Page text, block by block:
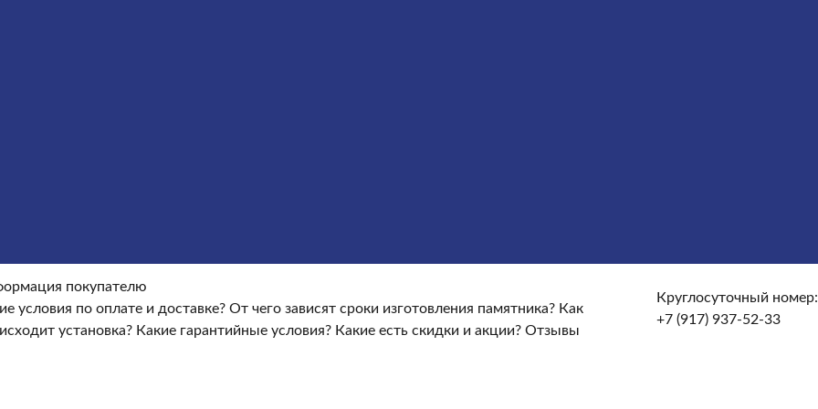
покупателю
условия по оплате и доставке?От чего зависят сроки изготовления памятника? Как
установка? Какие гарантийные условия? Какие есть скидки и акции?Отзывы
Круглосуточный номер:
+7 (917) 937-52-33